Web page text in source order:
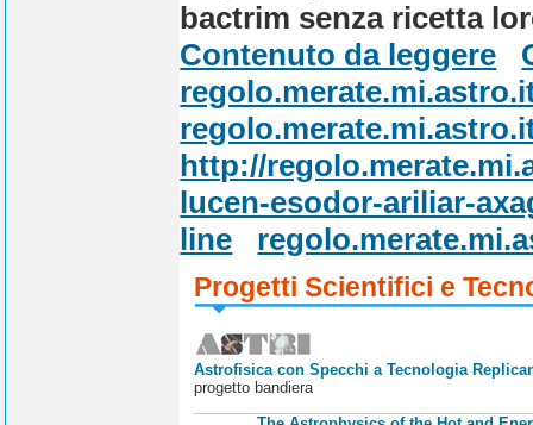
bactrim senza ricetta
Contenuto da leggere
http://
lucen-esodor-ariliar-
line
Progetti Scientifici e
Astrofisica con Specchi a Tecnologia
progetto bandiera